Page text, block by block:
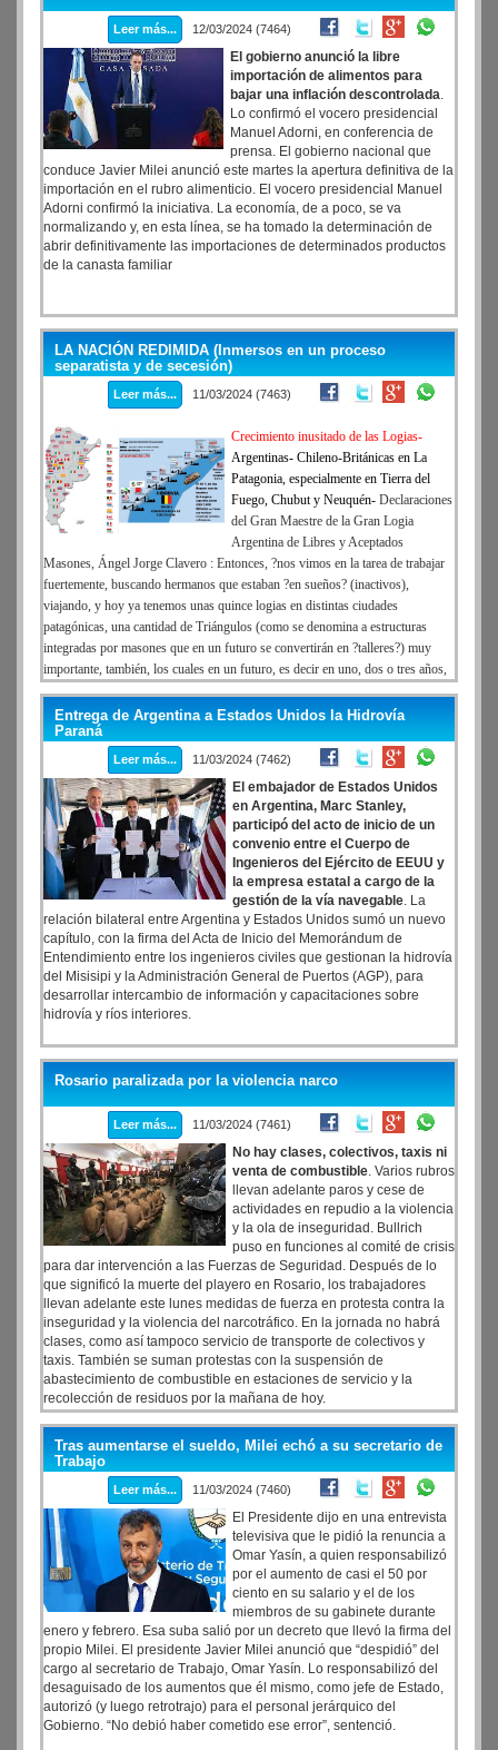
Leer más... 12/03/2024 (7464)
El gobierno anunció la libre
importación de alimentos para
bajar una inflación descontrolada.
Lo confirmó el vocero presidencial
Manuel Adorni, en conferencia de
prensa. El gobierno nacional que
conduce Javier Milei anunció este martes la apertura definitiva de la
importación en el rubro alimenticio. El vocero presidencial Manuel
Adorni confirmó la iniciativa. La economía, de a poco, se va
normalizando y, en esta línea, se ha tomado la determinación de
abrir definitivamente las importaciones de determinados productos
de la canasta familiar
LA NACIÓN REDIMIDA (Inmersos en un proceso
separatista y de secesión)
Leer más... 11/03/2024 (7463)
Crecimiento inusitado de las Logias-
Argentinas- Chileno-Británicas en La
Patagonia, especialmente en Tierra del
Fuego, Chubut y Neuquén- Declaraciones
del Gran Maestre de la Gran Logia
Argentina de Libres y Aceptados
Masones, Ángel Jorge Clavero : Entonces, ?nos vimos en la tarea de trabajar
fuertemente, buscando hermanos que estaban ?en sueños? (inactivos),
viajando, y hoy ya tenemos unas quince logias en distintas ciudades
patagónicas, una cantidad de Triángulos (como se denomina a estructuras
integradas por masones que en un futuro se convertirán en ?talleres?) muy
importante, también, los cuales en un futuro, es decir en uno, dos o tres años,
se convertirán en logias?. Sumado a ello, puso en relieve que ?la masonería, en
la Patagonia, hoy está floreciente, .Acuerdo de Madrid. En 1989, cuando se
realiza una reunión preliminar en Madrid entre los representantes argentinos y
los ingleses.
Leer Completo:
Entrega de Argentina a Estados Unidos la Hidrovía
Paraná
Leer más... 11/03/2024 (7462)
El embajador de Estados Unidos
en Argentina, Marc Stanley,
participó del acto de inicio de un
convenio entre el Cuerpo de
Ingenieros del Ejército de EEUU y
la empresa estatal a cargo de la
gestión de la vía navegable. La
relación bilateral entre Argentina y Estados Unidos sumó un nuevo
capítulo, con la firma del Acta de Inicio del Memorándum de
Entendimiento entre los ingenieros civiles que gestionan la hidrovía
del Misisipi y la Administración General de Puertos (AGP), para
desarrollar intercambio de información y capacitaciones sobre
hidrovía y ríos interiores.
Rosario paralizada por la violencia narco
Leer más... 11/03/2024 (7461)
No hay clases, colectivos, taxis ni
venta de combustible. Varios rubros
llevan adelante paros y cese de
actividades en repudio a la violencia
y la ola de inseguridad. Bullrich
puso en funciones al comité de crisis
para dar intervención a las Fuerzas de Seguridad. Después de lo
que significó la muerte del playero en Rosario, los trabajadores
llevan adelante este lunes medidas de fuerza en protesta contra la
inseguridad y la violencia del narcotráfico. En la jornada no habrá
clases, como así tampoco servicio de transporte de colectivos y
taxis. También se suman protestas con la suspensión de
abastecimiento de combustible en estaciones de servicio y la
recolección de residuos por la mañana de hoy.
Tras aumentarse el sueldo, Milei echó a su secretario de
Trabajo
Leer más... 11/03/2024 (7460)
El Presidente dijo en una entrevista
televisiva que le pidió la renuncia a
Omar Yasín, a quien responsabilizó
por el aumento de casi el 50 por
ciento en su salario y el de los
miembros de su gabinete durante
enero y febrero. Esa suba salió por un decreto que llevó la firma del
propio Milei. El presidente Javier Milei anunció que “despidió” del
cargo al secretario de Trabajo, Omar Yasín. Lo responsabilizó del
desaguisado de los aumentos que él mismo, como jefe de Estado,
autorizó (y luego retrotrajo) para el personal jerárquico del
Gobierno. “No debió haber cometido ese error”, sentenció.